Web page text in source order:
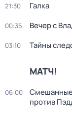
21:30 Галка
00:35 Вечер с
03:10 Тайны
МАТЧ!
06:00
Смешанные
против